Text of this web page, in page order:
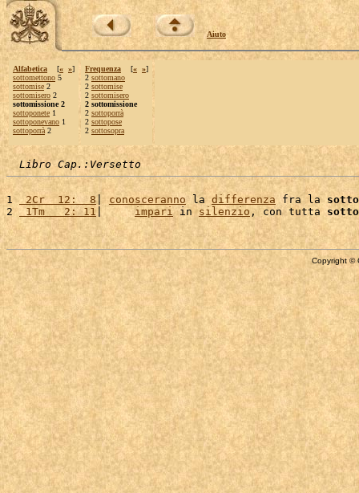
Aiuto
Alfabetica [« »]
sottomettono 5
sottomise 2
sottomisero 2
sottomissione 2
sottoponete 1
sottoponevano 1
sottoporrà 2
Frequenza [« »]
2 sottomano
2 sottomise
2 sottomisero
2 sottomissione
2 sottoporrà
2 sottopose
2 sottosopra
Libro Cap.:Versetto
1 2Cr  12:  8| conosceranno la differenza fra la
2
1Tm   2: 11 | impari in silenzio , con tutta
Copyright ©